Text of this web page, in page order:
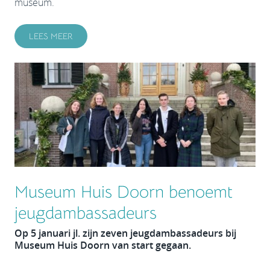
LEES MEER
Museum Huis Doorn benoemt
jeugdambassadeurs
Op 5 januari jl. zijn zeven jeugdambassadeurs bij
Museum Huis Doorn van start gegaan.